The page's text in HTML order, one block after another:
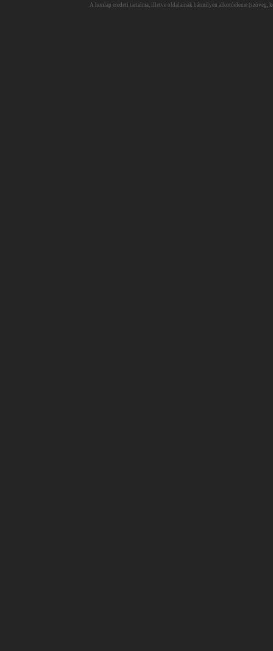
A honlap eredeti tartalma, illetve oldalainak bármilyen alkotóeleme (szöveg,